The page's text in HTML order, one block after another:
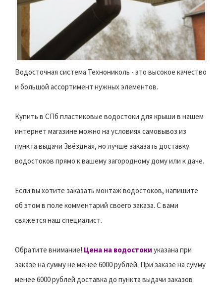
Водосточная система Технониколь - это высокое качество
и большой ассортимент нужных элементов.
Купить в СПб пластиковые водостоки для крыши в нашем
интернет магазине можно на условиях самовывоз из
пункта выдачи Звёздная, но лучше заказать доставку
водостоков прямо к вашему загородному дому или к даче.
Если вы хотите заказать монтаж водостоков, напишите
об этом в поле комментарий своего заказа. С вами
свяжется наш специалист.
Обратите внимание! Цена на водостоки указана при
заказе на сумму не менее 6000 рублей. При заказе на сумму
менее 6000 рублей доставка до пункта выдачи заказов